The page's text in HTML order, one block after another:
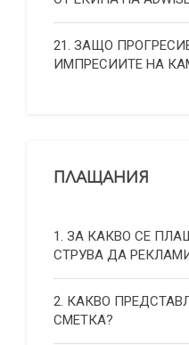
21. ЗАЩО
ИМПРЕСИИТЕ НА
ПЛАЩАНИЯ
1. ЗА КАКВО СЕ
СТРУВА ДА
2. КАКВО
СМЕТКА?